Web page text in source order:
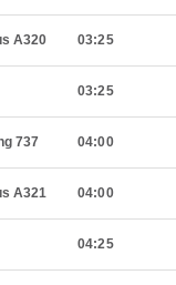
A320 03:25
03:25
737 04:00
A321 04:00
04:25